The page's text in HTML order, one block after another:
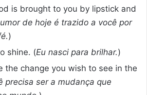
is brought to you by lipstick and
de hoje é trazido a você por
)
shine. (Eu nasci para brilhar.)
the change you wish to see in the
precisa ser a mudança que